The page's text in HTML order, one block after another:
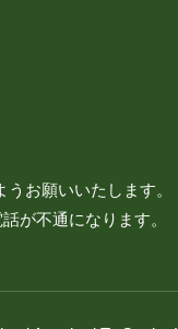
お願いいたします。
が不通になります。